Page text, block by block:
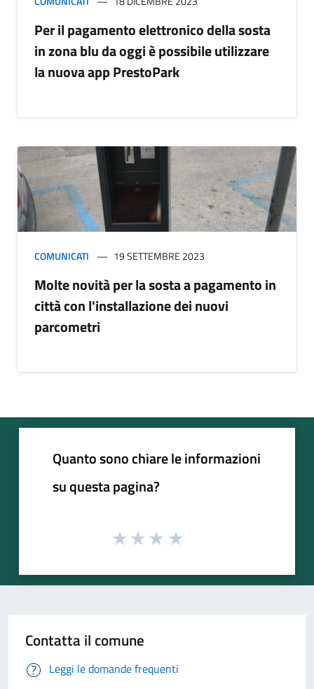
Per il pagamento elettronico della sosta
in zona blu da oggi è possibile utilizzare
la nuova app PrestoPark
COMUNICATI 19 SETTEMBRE 2023
Molte novità per la sosta a pagamento in
città con l'installazione dei nuovi
parcometri
Quanto sono chiare le informazioni
su questa pagina?
Contatta il comune
Leggi le domande frequenti